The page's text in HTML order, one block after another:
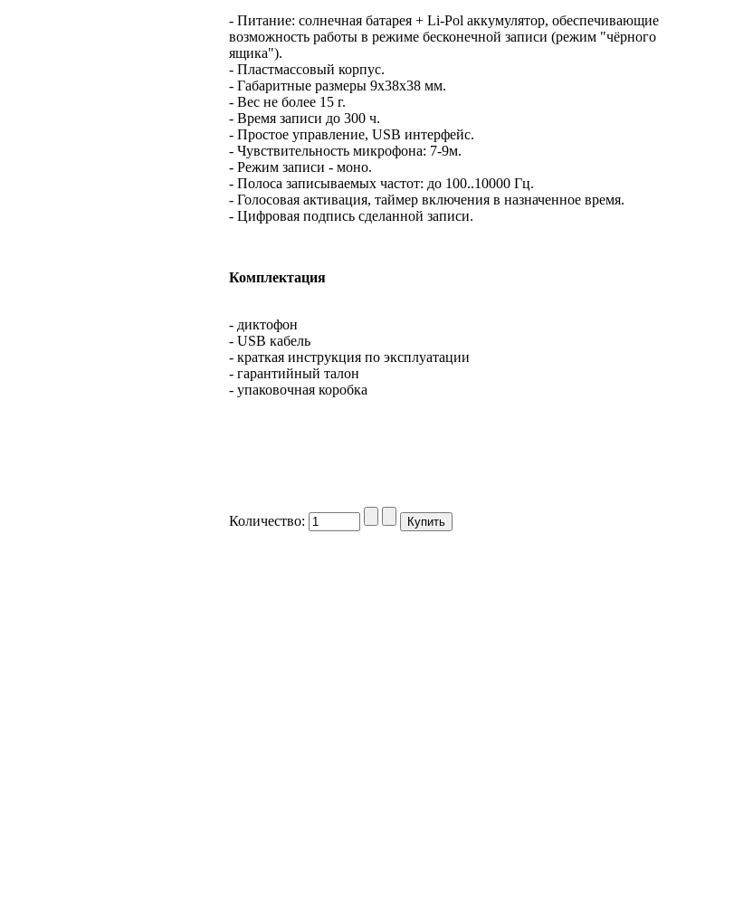
- Питание: солнечная батарея + Li-Pol аккумулятор, обеспечивающие
возможность работы в режиме бесконечной записи (режим "чёрного
ящика").
- Пластмассовый корпус.
- Габаритные размеры 9x38x38 мм.
- Вес не более 15 г.
- Время записи до 300 ч.
- Простое управление, USB интерфейс.
- Чувствительность микрофона: 7-9м.
- Режим записи - моно.
- Полоса записываемых частот: до 100..10000 Гц.
- Голосовая активация, таймер включения в назначенное время.
- Цифровая подпись сделанной записи.
Комплектация
- диктофон
- USB кабель
- краткая инструкция по эксплуатации
- гарантийный талон
- упаковочная коробка
Количество: